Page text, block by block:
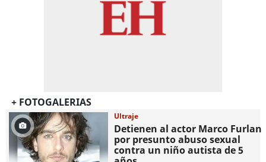
+ FOTOGALERIAS
Ultraje
Detienen al actor Marco Furlan
por presunto abuso sexual
contra un niño autista de 5